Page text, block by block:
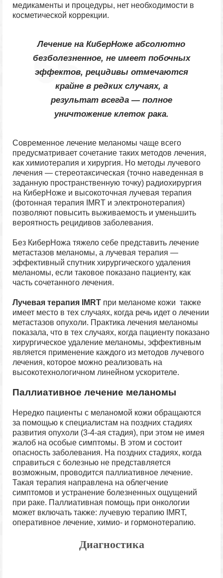
медикаменты и процедуры, нет необходимости в
косметической коррекции.
Лечение на КиберНоже абсолютно
безболезненное, не имеет побочных
эффектов, рецидивы отмечаются
крайне в редких случаях, а
результат всегда — полное
уничтожение клеток рака.
Современное лечение меланомы чаще всего
предусматривает сочетание таких методов лечения,
как химиотерапия и хирургия. Но методы лучевого
лечения — стереотаксическая (точно наведенная в
заданную пространственную точку) радиохирургия
на КиберНоже и высокоточная лучевая терапия
(фотонная терапия IMRT и электронотерапия)
позволяют повысить выживаемость и уменьшить
вероятность рецидивов заболевания.
Без КиберНожа тяжело себе представить лечение
метастазов меланомы, а лучевая терапия —
эффективный спутник хирургического удаления
меланомы, если таковое показано пациенту, как
часть сочетанного лечения.
Лучевая терапия IMRT при меланоме кожи также
имеет место в тех случаях, когда речь идет о лечении
метастазов опухоли. Практика лечения меланомы
показала, что в тех случаях, когда пациенту показано
хирургическое удаление меланомы, эффективным
является применение каждого из методов лучевого
лечения, которое можно реализовать на
высокотехнологичном линейном ускорителе.
Паллиативное лечение меланомы
Нередко пациенты с меланомой кожи обращаются
за помощью к специалистам на поздних стадиях
развития опухоли (3-4-ая стадия), при этом не имея
жалоб на особые симптомы. В этом и состоит
опасность заболевания. На поздних стадиях, когда
справиться с болезнью не представляется
возможным, проводится паллиативное лечение.
Такая терапия направлена на облегчение
симптомов и устранение болезненных ощущений
при раке. Паллиативная помощь при онкологии
может включать также: лучевую терапию IMRT,
оперативное лечение, химио- и гормонотерапию.
Диагностика